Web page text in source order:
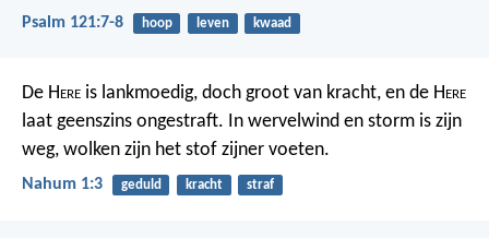
Psalm 121:7-8 hoop leven kwaad
De Here is lankmoedig, doch groot van kracht, en de Here
laat geenszins ongestraft. In wervelwind en storm is zijn
weg, wolken zijn het stof zijner voeten.
Nahum 1:3 geduld kracht straf